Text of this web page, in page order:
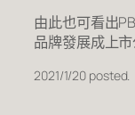
由此也可看出
品牌發展成上
2021/1/20 posted.